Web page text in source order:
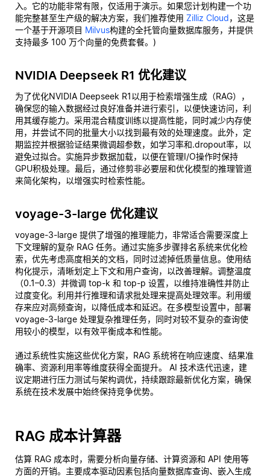
入。它的功能非常有限，仅适用于演示。如果您计划构建一个功
能完整甚至生产级的解决方案，我们推荐使用 Zilliz Cloud，这是
一个基于开源项目 Milvus构建的全托管向量数据库服务，并提供
支持最多 100 万个向量的免费套餐。)
NVIDIA Deepseek R1 优化建议
为了优化NVIDIA Deepseek R1以用于检索增强生成（RAG），
确保您的输入数据经过良好准备并进行索引，以便快速访问，利
用其缓存能力。采用混合精度训练以提高性能，同时减少内存使
用，并尝试不同的批量大小以找到最有效的处理速度。此外，定
期监控并根据验证结果微调超参数，如学习率和.dropout率，以
避免过拟合。实施异步数据加载，以便在管理I/O操作时保持
GPU积极处理。最后，通过修剪非必要层和优化模型的推理管道
来简化架构，以增强实时检索性能。
voyage-3-large 优化建议
voyage-3-large 提供了增强的推理能力，非常适合需要深度上
下文理解的复杂 RAG 任务。通过实施多步骤排名系统来优化检
索，优先考虑高度相关的文档，同时过滤掉低质量信息。使用结
构化提示，清晰划定上下文和用户查询，以改善理解。调整温度
（0.1–0.3）并微调 top-k 和 top-p 设置，以维持准确性并防止
过度变化。利用并行推理和请求批处理来提高处理效率。利用缓
存来应对高频查询，以降低成本和延迟。在多模型设置中，部署
voyage-3-large 处理复杂推理任务，同时对较不复杂的查询使
用较小的模型，以有效平衡成本和性能。
通过系统性实施这些优化方案，RAG 系统将在响应速度、结果准
确率、资源利用率等维度获得全面提升。 AI 技术迭代迅速，建
议定期进行压力测试与架构调优，持续跟踪最新优化方案，确保
系统在技术发展中始终保持竞争优势。
RAG 成本计算器
估算 RAG 成本时，需要分析向量存储、计算资源和 API 使用等
方面的开销。主要成本驱动因素包括向量数据库查询、嵌入生成